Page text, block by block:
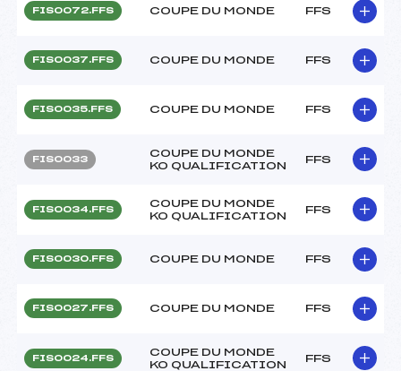
FIS0072.FFS COUPE DU MONDE FFS
FIS0037.FFS COUPE DU MONDE FFS
FIS0035.FFS COUPE DU MONDE FFS
FIS0033
COUPE DU MONDE
KO QUALIFICATION
FFS
FIS0034.FFS
COUPE DU MONDE
KO QUALIFICATION
FFS
FIS0030.FFS COUPE DU MONDE FFS
FIS0027.FFS COUPE DU MONDE FFS
FIS0024.FFS
COUPE DU MONDE
KO QUALIFICATION
FFS